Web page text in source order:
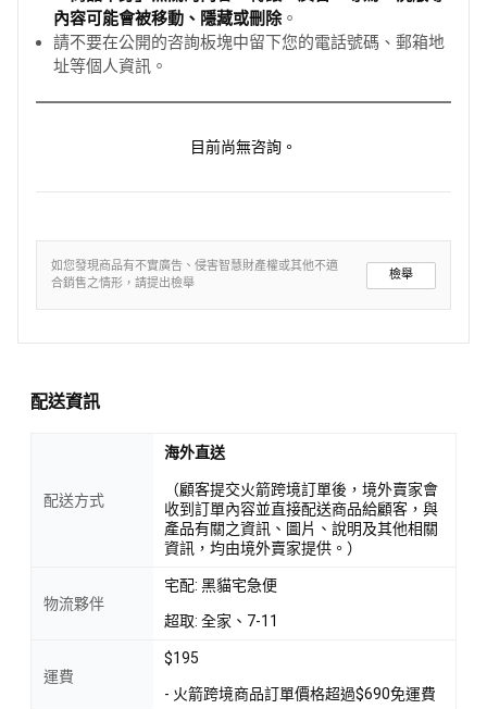
內容可能會被移動、隱藏或刪除。
請不要在公開的咨詢板塊中留下您的電話號碼、郵箱地
址等個人資訊。
目前尚無咨詢。
如您發現商品有不實廣告、侵害智慧財產權或其他不適
合銷售之情形，請提出檢舉
檢舉
配送資訊
配送方式
海外直送
（顧客提交火箭跨境訂單後，境外賣家會
收到訂單內容並直接配送商品給顧客，與
產品有關之資訊、圖片、說明及其他相關
資訊，均由境外賣家提供。）
物流夥伴
宅配: 黑貓宅急便
超取: 全家、7-11
運費
$195
- 火箭跨境商品訂單價格超過$690免運費